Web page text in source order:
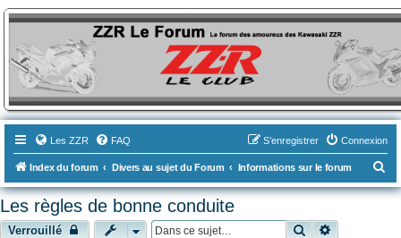
ZZR-Leclub le Forum
Le forum des amoureux des Kawasaki ZZR
Les ZZR FAQ Connexion
S’enregistrer
Index du forum Divers au sujet du Forum Informations sur le forum
e
Les règles de bonne conduite
Verrouillé Rechercher